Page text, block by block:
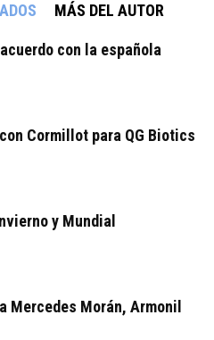
MÁS DEL AUTOR
con la española
Cormillot para QG Biotics
y Mundial
Mercedes Morán, Armonil